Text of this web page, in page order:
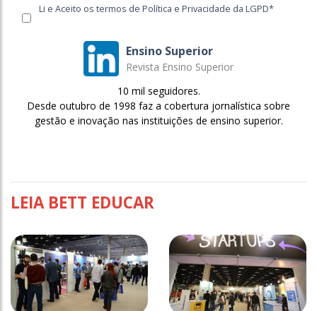
Li e Aceito os termos de Política e Privacidade da LGPD*
Ensino Superior
Revista Ensino Superior
10 mil seguidores.
Desde outubro de 1998 faz a cobertura jornalística sobre
gestão e inovação nas instituições de ensino superior.
LEIA BETT EDUCAR